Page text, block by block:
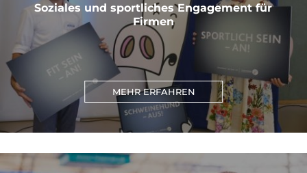
Soziales und sportliches Engagement für
Firmen
MEHR ERFAHREN